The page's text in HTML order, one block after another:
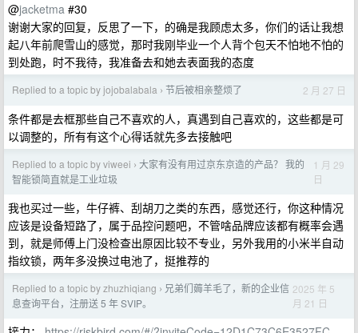
@jacketma #30
谢谢大家的回复，反思了一下，的确是我顾虑太多，你们的话让我想
起八年前爬雪山的感觉，那时我刚毕业一个人背个包天不怕地不怕的
到处跑，时不我待，我准备去和她去表面我的态度
Replied to a topic by jojobalabala › 节后被相亲整烦了 2 月 27 日
条件都是去框那些自己不喜欢的人，真遇到自己喜欢的，这些都是可
以调整的，所有有这个心得话就先多去接触吧
Replied to a topic by viweei › 大家有没有用过京东京造的产品？ 我的
智能锁简直就是工业垃圾
1 月 29
日
我也买过一些，牛仔裤、刮胡刀之类的东西，感觉还行，你这种情况
应该是设备短路了，属于品控问题吧，不管啥品牌应该都有概率会遇
到，就是师傅上门没检查出原因比较不专业，另外我用的小米半自动
指纹锁，两年多没换过电池了，挺推荐的
Replied to a topic by zhuzhiqiang › 兄弟们薅羊毛了，新的企业信
息查询平台，注册送 5 年 SVIP。
2025 年 5
月 21 日